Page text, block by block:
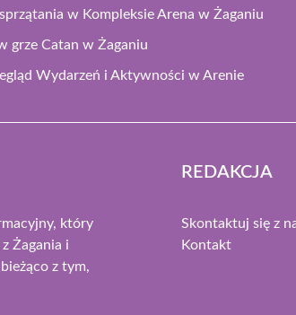
w Kompleksie Arena w Żaganiu
grze Catan w Żaganiu
Wydarzeń i Aktywności w Arenie
który
Żagania i
z tym,
REDAKCJA
Skontaktuj się z
Kontakt